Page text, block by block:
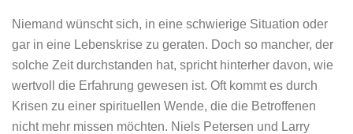
Niemand wünscht sich, in eine schwierige Situation oder
gar in eine Lebenskrise zu geraten. Doch so mancher, der
solche Zeit durchstanden hat, spricht hinterher davon, wie
wertvoll die Erfahrung gewesen ist. Oft kommt es durch
Krisen zu einer spirituellen Wende, die die Betroffenen
nicht mehr missen möchten. Niels Petersen und Larry